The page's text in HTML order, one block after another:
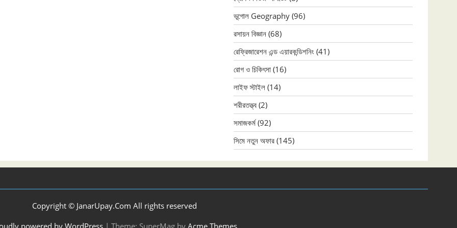
ভূগোল Geography (96)
রসায়ন বিজ্ঞান (68)
রেফ্রিজারেশন এন্ড এয়ারকন্ডিশনিং (41)
রোগ ও চিকিৎসা (16)
লাইফ স্টাইল (14)
শরীরতত্ত্ব (2)
সমাজকর্ম(92)
সিমে নতুন ‍অফার (145)
Copyright © JanarUpay.Com All rights reserved
powered by WordPress | Theme: SuperMag by Acme Themes